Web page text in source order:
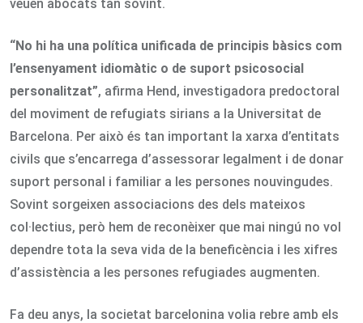
veuen abocats tan sovint.
“No hi ha una política unificada de principis bàsics com
l’ensenyament idiomàtic o de suport psicosocial
personalitzat”, afirma Hend, investigadora predoctoral
del moviment de refugiats sirians a la Universitat de
Barcelona. Per això és tan important la xarxa d’entitats
civils que s’encarrega d’assessorar legalment i de donar
suport personal i familiar a les persones nouvingudes.
Sovint sorgeixen associacions des dels mateixos
col·lectius, però hem de reconèixer que mai ningú no vol
dependre tota la seva vida de la beneficència i les xifres
d’assistència a les persones refugiades augmenten.
Fa deu anys, la societat barcelonina volia rebre amb els